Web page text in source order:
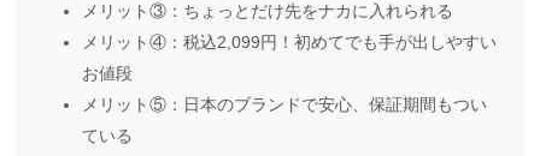
メリット③：ちょっとだけ先をナカに入れられる
メリット④：税込2,099円！初めてでも手が出しやすい
お値段
メリット⑤：日本のブランドで安心、保証期間もつい
ている